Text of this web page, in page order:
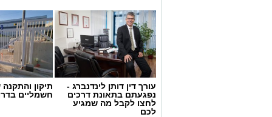
עורך דין דותן לינדנברג -
נפגעתם בתאונת דרכים
לחצו לקבל מה שמגיע
לכם
תיקון
חשמליים